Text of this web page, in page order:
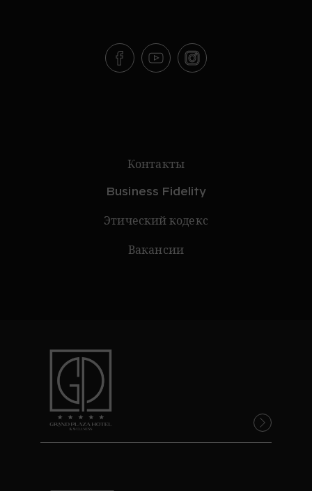
Контакты
Business Fidelity
Этический кодекс
Вакансии